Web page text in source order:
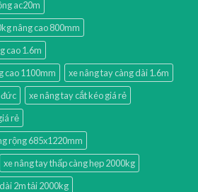
ac20m
nâng cao 800mm
cao 1.6m
cao 1100mm
xe nâng tay càng dài 1.6m
đức
xe nâng tay cắt kéo giá rẻ
rẻ
rộng 685x1220mm
xe nâng tay thấp càng hẹp 2000kg
2m tải 2000kg